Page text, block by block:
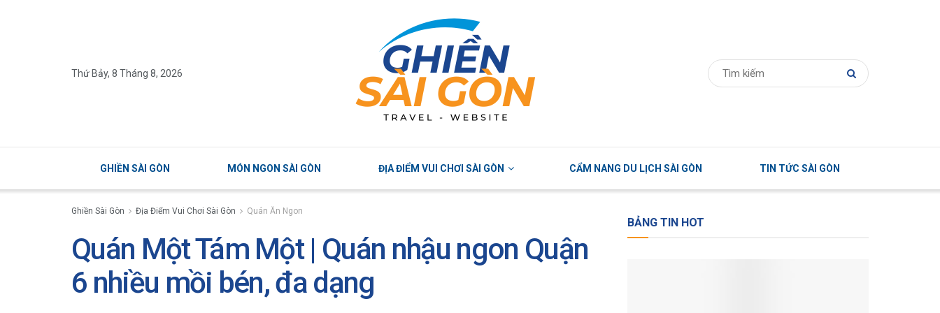
Thứ Bảy, 8 Tháng 8, 2026
GHIỀN SÀI GÒN MÓN NGON SÀI GÒN ĐỊA ĐIỂM VUI CHƠI SÀI GÒN CẨM NANG DU LỊCH SÀI GÒN TIN TỨC SÀI GÒN
Ghiền Sài Gòn Địa Điểm Vui Chơi Sài Gòn Quán Ăn Ngon
Quán Một Tám Một | Quán nhậu ngon Quận
6 nhiều mồi bén, đa dạng
BẢNG TIN HOT